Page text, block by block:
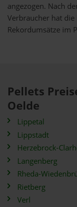
angezogen. Nach
Verbraucher hat
Rekordumsätze im
Pellets
Oelde
Lippetal
Lippstadt
Herzebrock-
Langenberg
Rheda-
Rietberg
Verl